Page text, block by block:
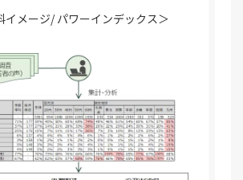
メージ/ パワーインデックス＞